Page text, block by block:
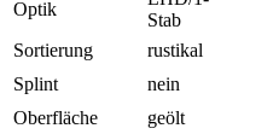
Optik
Stab
Sortierung
rustikal
Splint
nein
Oberfläche
geölt